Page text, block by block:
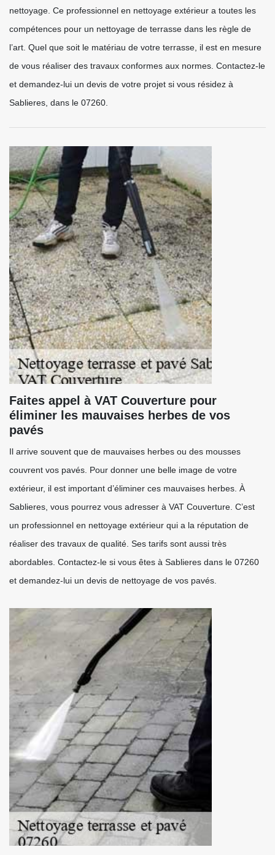
nettoyage. Ce professionnel en nettoyage extérieur a toutes les
compétences pour un nettoyage de terrasse dans les règle de
l’art. Quel que soit le matériau de votre terrasse, il est en mesure
de vous réaliser des travaux conformes aux normes. Contactez-le
et demandez-lui un devis de votre projet si vous résidez à
Sablieres, dans le 07260.
Faites appel à VAT Couverture pour
éliminer les mauvaises herbes de vos
pavés
Il arrive souvent que de mauvaises herbes ou des mousses
couvrent vos pavés. Pour donner une belle image de votre
extérieur, il est important d’éliminer ces mauvaises herbes. À
Sablieres, vous pourrez vous adresser à VAT Couverture. C’est
un professionnel en nettoyage extérieur qui a la réputation de
réaliser des travaux de qualité. Ses tarifs sont aussi très
abordables. Contactez-le si vous êtes à Sablieres dans le 07260
et demandez-lui un devis de nettoyage de vos pavés.